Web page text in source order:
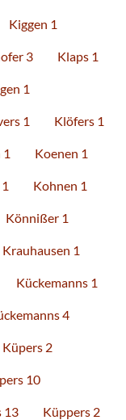
Kiggen 1
3 Klaps 1
1
1 Klöfers 1
Koenen 1
Kohnen 1
Könnißer 1
Krauhausen 1
Kückemanns 1
4
Küpers 2
10
13 Küppers 2